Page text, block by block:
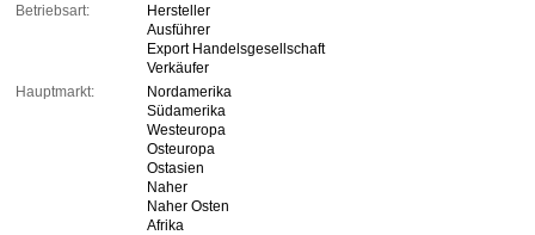
Betriebsart:
Hersteller
Ausführer
Export Handelsgesellschaft
Verkäufer
Hauptmarkt:
Nordamerika
Südamerika
Westeuropa
Osteuropa
Ostasien
Naher
Naher Osten
Afrika